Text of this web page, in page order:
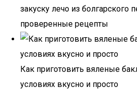
закуску лечо из болгарского
проверенные рецепты
Как приготовить вяленые
условиях вкусно и просто